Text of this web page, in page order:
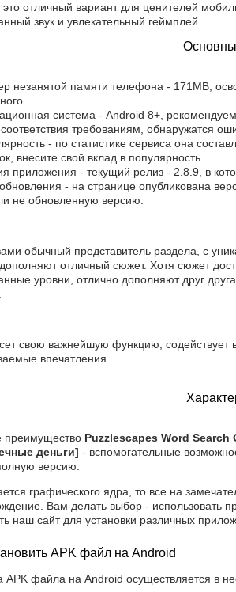
это отличный вариант для ценителей
звук и увлекательный геймплей.
незанятой памяти телефона - 171MB,
система - Android 8+,
требованиям, обнаружатся
- по статистике сервиса она
внесите свой вклад в популярность.
приложения - текущий релиз - 2.8.9, в
- на странице опубликована
не обновленную версию.
обычный представитель раздела, с
отличный сюжет. Хотя сюжет
уровни, отлично дополняют друг
свою важнейшую функцию, содействует
впечатления.
преимущество Puzzlescapes Word
деньги] - вспомогательные
версию.
графического ядра, то все на
Вам делать выбор - использовать
наш сайт для установки различных
APK файл на Android
APK файла на Android осуществляется в